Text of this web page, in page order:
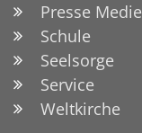
Presse
Schule
Seelsorge
Service
Weltkirche